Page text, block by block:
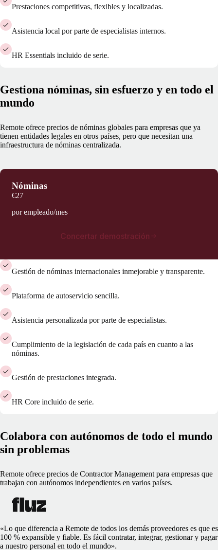
Prestaciones competitivas, flexibles y localizadas.
Asistencia local por parte de especialistas internos.
HR Essentials incluido de serie.
Gestiona nóminas, sin esfuerzo y en todo el
mundo
Remote ofrece precios de nóminas globales para empresas que ya
tienen entidades legales en otros países, pero que necesitan una
infraestructura de nóminas centralizada.
Nóminas
€27
por empleado/mes
Concertar demostración
Gestión de nóminas internacionales inmejorable y transparente.
Plataforma de autoservicio sencilla.
Asistencia personalizada por parte de especialistas.
Cumplimiento de la legislación de cada país en cuanto a las
nóminas.
Gestión de prestaciones integrada.
HR Core incluido de serie.
Colabora con autónomos de todo el mundo
sin problemas
Remote ofrece precios de Contractor Management para empresas que
trabajan con autónomos independientes en varios países.
«Lo que diferencia a Remote de todos los demás proveedores es que es
100 % expansible y fiable. Es fácil contratar, integrar, gestionar y pagar
a nuestro personal en todo el mundo».